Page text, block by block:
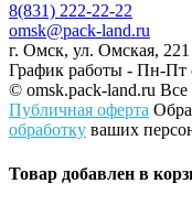
8(831) 222-22-22
omsk@pack-land.ru
г. Омск, ул. Омская, 221
График работы - Пн-Пт
© omsk.pack-land.ru Все
Публичная оферта
обработку ваших
Товар добавлен в